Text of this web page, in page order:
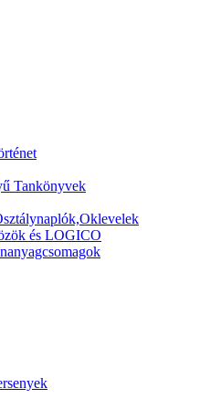
Tankönyvek
és LOGICO